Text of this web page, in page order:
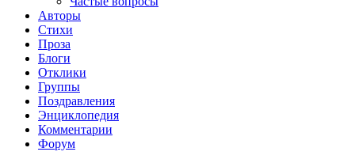
Авторы
Стихи
Проза
Блоги
Отклики
Группы
Поздравления
Энциклопедия
Комментарии
Форум